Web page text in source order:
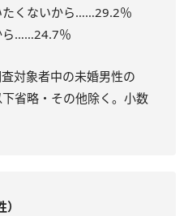
たくないから……29.2％
ら……24.7％
対象者中の未婚男性の
省略・その他除く。小数